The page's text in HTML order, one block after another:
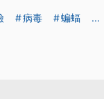
病毒 蝙蝠 ...